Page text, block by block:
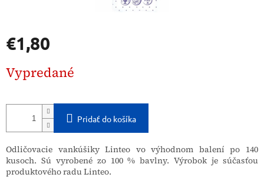
€1,80
cena:
Vypredané
Pridať do košíka
Odličovacie vankúšiky Linteo vo výhodnom balení po 140
kusoch. Sú vyrobené zo 100 % bavlny. Výrobok je súčasťou
produktového radu Linteo.